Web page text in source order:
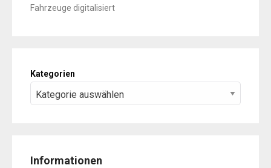
Fahrzeuge digitalisiert
Kategorien
Informationen